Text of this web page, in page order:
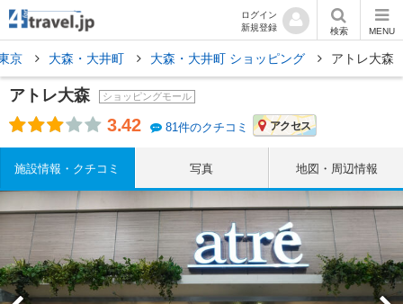
ログイン
新規登録
検索 MENU
京 大森・大井町 大森・大井町 ショッピング アトレ大森
アトレ大森 ショッピングモール
3.42 81件のクチコミ アクセス
施設情報・クチコミ 写真 地図・周辺情報